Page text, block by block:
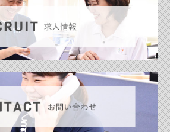
お客様との継続的な連絡を行うため。
のため。
ため。